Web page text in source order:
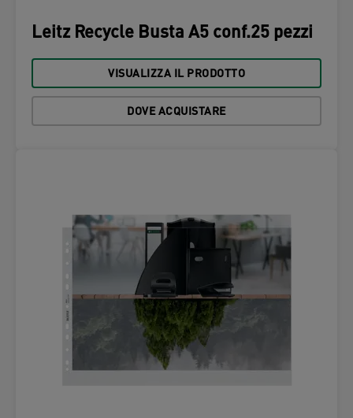
Leitz Recycle Busta A5 conf.25 pezzi
VISUALIZZA IL PRODOTTO
DOVE ACQUISTARE